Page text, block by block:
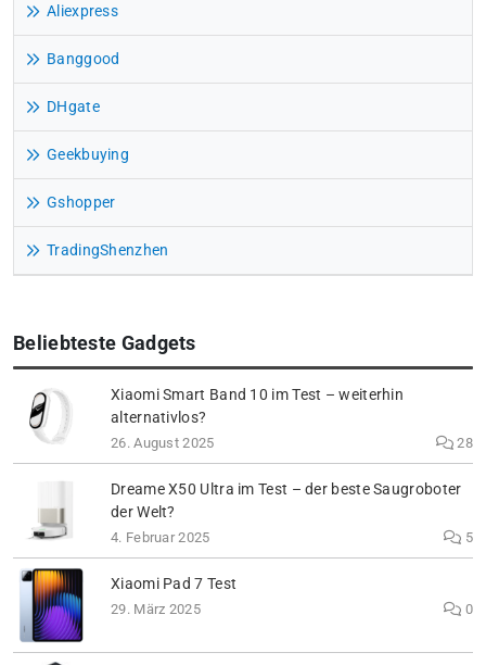
Aliexpress
Banggood
DHgate
Geekbuying
Gshopper
TradingShenzhen
Beliebteste Gadgets
Xiaomi Smart Band 10 im Test – weiterhin
alternativlos?
26. August 2025 28
Dreame X50 Ultra im Test – der beste Saugroboter
der Welt?
4. Februar 2025 5
Xiaomi Pad 7 Test
29. März 2025 0